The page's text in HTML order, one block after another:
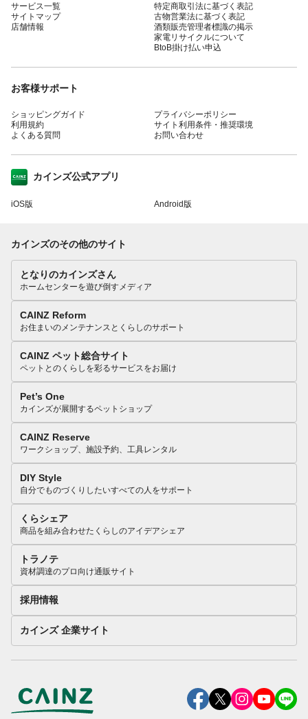
サービス一覧
サイトマップ
店舗情報
特定商取引法に基づく表記
古物営業法に基づく表記
酒類販売管理者標識の掲示
家電リサイクルについて
BtoB掛け払い申込
お客様サポート
ショッピングガイド
利用規約
よくある質問
プライバシーポリシー
サイト利用条件・推奨環境
お問い合わせ
カインズ公式アプリ
iOS版 Android版
カインズのその他のサイト
となりのカインズさん
ホームセンターを遊び倒すメディア
CAINZ Reform
お住まいのメンテナンスとくらしのサポート
CAINZ ペット総合サイト
ペットとのくらしを彩るサービスをお届け
Pet’s One
カインズが展開するペットショップ
CAINZ Reserve
ワークショップ、施設予約、工具レンタル
DIY Style
自分でものづくりしたいすべての人をサポート
くらシェア
商品を組み合わせたくらしのアイデアシェア
トラノテ
資材調達のプロ向け通販サイト
採用情報
カインズ 企業サイト